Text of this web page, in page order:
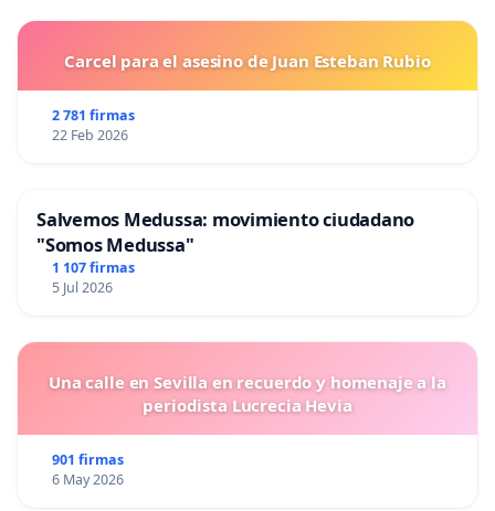
Carcel para el asesino de Juan Esteban Rubio
2 781 firmas
22 Feb 2026
Salvemos Medussa: movimiento ciudadano
"Somos Medussa"
1 107 firmas
5 Jul 2026
Una calle en Sevilla en recuerdo y homenaje a la
periodista Lucrecia Hevia
901 firmas
6 May 2026